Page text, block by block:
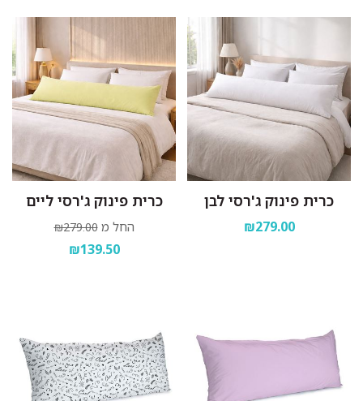
כרית פינוק ג'רסי לבן
₪279.00
כרית פינוק ג'רסי ליים
החל מ ₪279.00
₪139.50